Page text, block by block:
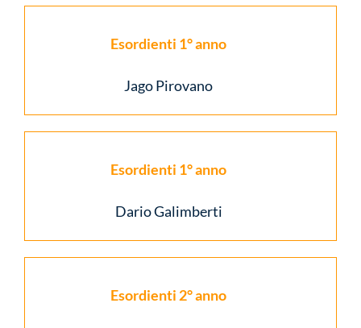
Esordienti 1° anno
Jago Pirovano
Esordienti 1° anno
Dario Galimberti
Esordienti 2° anno